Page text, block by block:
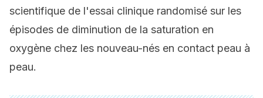
scientifique de l'essai clinique randomisé sur les
épisodes de diminution de la saturation en
oxygène chez les nouveau-nés en contact peau à
peau.